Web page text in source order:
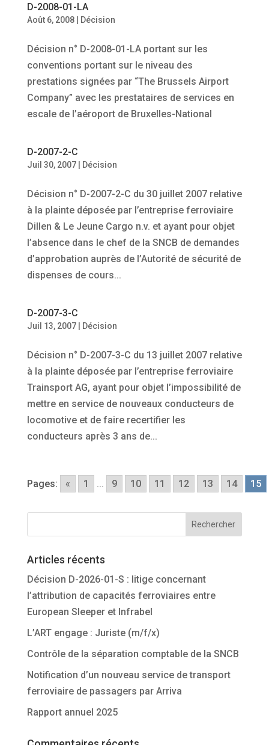
D-2008-01-LA
Août 6, 2008| Décision
Décision n° D-2008-01-LA portant sur les
conventions portant sur le niveau des
prestations signées par “The Brussels Airport
Company” avec les prestataires de services en
escale de l’aéroport de Bruxelles-National
D-2007-2-C
Juil 30, 2007| Décision
Décision n° D-2007-2-C du 30 juillet 2007 relative
à la plainte déposée par l’entreprise ferroviaire
Dillen & Le Jeune Cargo n.v. et ayant pour objet
l’absence dans le chef de la SNCB de demandes
d’approbation auprès de l’Autorité de sécurité de
dispenses de cours...
D-2007-3-C
Juil 13, 2007| Décision
Décision n° D-2007-3-C du 13 juillet 2007 relative
à la plainte déposée par l’entreprise ferroviaire
Trainsport AG, ayant pour objet l’impossibilité de
mettre en service de nouveaux conducteurs de
locomotive et de faire recertifier les
conducteurs après 3 ans de...
Pages: « 1 ... 9 10 11 12 13 14 15
Articles récents
Décision D-2026-01-S : litige concernant
l’attribution de capacités ferroviaires entre
European Sleeper et Infrabel
L’ART engage : Juriste (m/f/x)
Contrôle de la séparation comptable de la SNCB
Notification d’un nouveau service de transport
ferroviaire de passagers par Arriva
Rapport annuel 2025